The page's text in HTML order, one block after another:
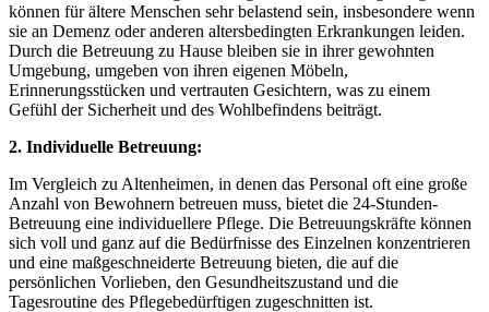
können für ältere Menschen sehr belastend sein, insbesondere wenn
sie an Demenz oder anderen altersbedingten Erkrankungen leiden.
Durch die Betreuung zu Hause bleiben sie in ihrer gewohnten
Umgebung, umgeben von ihren eigenen Möbeln,
Erinnerungsstücken und vertrauten Gesichtern, was zu einem
Gefühl der Sicherheit und des Wohlbefindens beiträgt.
2. Individuelle Betreuung:
Im Vergleich zu Altenheimen, in denen das Personal oft eine große
Anzahl von Bewohnern betreuen muss, bietet die 24-Stunden-
Betreuung eine individuellere Pflege. Die Betreuungskräfte können
sich voll und ganz auf die Bedürfnisse des Einzelnen konzentrieren
und eine maßgeschneiderte Betreuung bieten, die auf die
persönlichen Vorlieben, den Gesundheitszustand und die
Tagesroutine des Pflegebedürftigen zugeschnitten ist.